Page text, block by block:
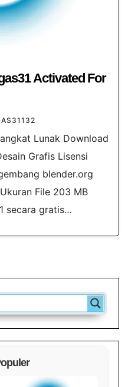
Activated For
Lunak Download
Grafis Lisensi
blender.org
File 203 MB
secara gratis…